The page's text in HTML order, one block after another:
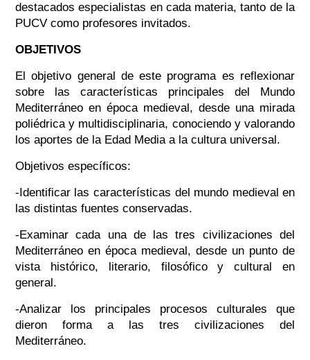
destacados especialistas en cada materia, tanto de la
PUCV como profesores invitados.
OBJETIVOS
El objetivo general de este programa es reflexionar
sobre las características principales del Mundo
Mediterráneo en época medieval, desde una mirada
poliédrica y multidisciplinaria, conociendo y valorando
los aportes de la Edad Media a la cultura universal.
Objetivos específicos:
-Identificar las características del mundo medieval en
las distintas fuentes conservadas.
-Examinar cada una de las tres civilizaciones del
Mediterráneo en época medieval, desde un punto de
vista histórico, literario, filosófico y cultural en
general.
-Analizar los principales procesos culturales que
dieron forma a las tres civilizaciones del
Mediterráneo.